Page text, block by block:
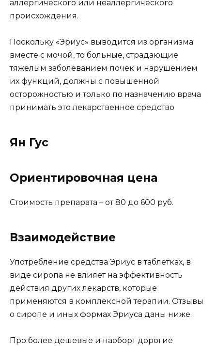
аллергического или неаллергического
происхождения.
Поскольку «Эриус» выводится из организма
вместе с мочой, то больные, страдающие
тяжелым заболеванием почек и нарушением
их функций, должны с повышенной
осторожностью и только по назначению врача
принимать это лекарственное средство
Ян Гус
Ориентировочная цена
Стоимость препарата – от 80 до 600 руб.
Взаимодействие
Употребление средства Эриус в таблетках, в
виде сиропа не влияет на эффективность
действия других лекарств, которые
применяются в комплексной терапии. Отзывы
о сиропе и иных формах Эриуса даны ниже.
Про более дешевые и наоборт дорогие